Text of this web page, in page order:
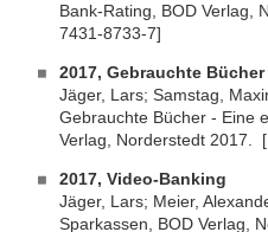
Bank-Rating, BOD Verlag,
7431-8733-7]
2017, Gebrauchte Bücher
Jäger, Lars; Samstag,
Gebrauchte Bücher - Eine
Verlag, Norderstedt 2017.
2017, Video-Banking
Jäger, Lars; Meier,
Sparkassen, BOD Verlag,